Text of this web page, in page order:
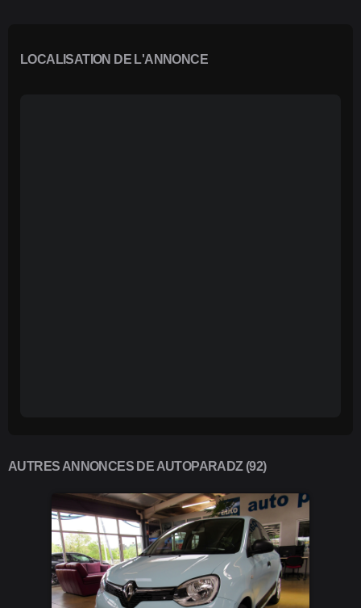
LOCALISATION DE L'ANNONCE
AUTRES ANNONCES DE AUTOPARADZ (92)